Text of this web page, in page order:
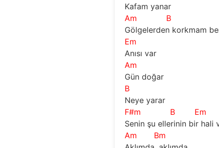
Kafam yanar
Am
B
Gölgelerden korkmam
Em
Anısı var
Am
Gün doğar
B
Neye yarar
F#m
B
Em
Senin şu ellerinin bir hali
Am
Bm